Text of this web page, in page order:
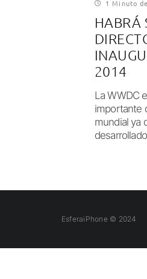
1 Minuto
HABRÁ
2014
La WWDC
importante
mundial ya
EsferaiPhone © 2024